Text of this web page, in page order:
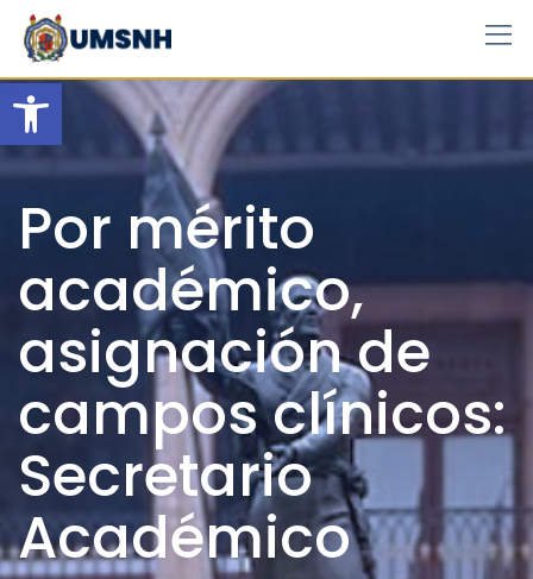
Open toolbar
Skip
content
Por mérito
académico,
asignación de
campos clínicos:
Secretario
Académico